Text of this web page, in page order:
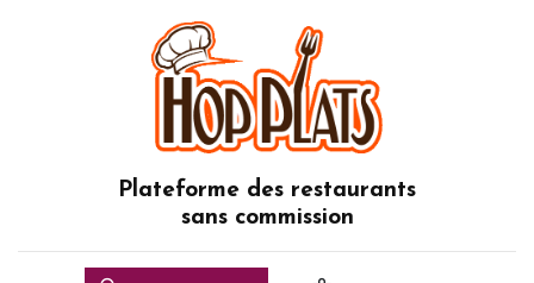
Plateforme des restaurants
sans commission